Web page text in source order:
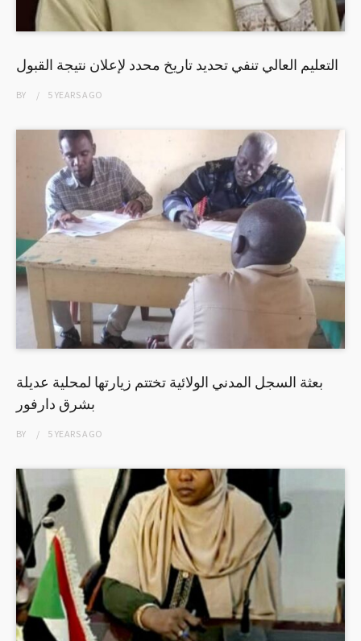
التعليم العالي تنفي تحديد تاريخ محدد لإعلان نتيجة القبول
BY 5 YEARSAGO
بعثة السجل المدني الولائية تختتم زيارتها لمحلية عديلة
بشرق دارفور
BY 5 YEARSAGO